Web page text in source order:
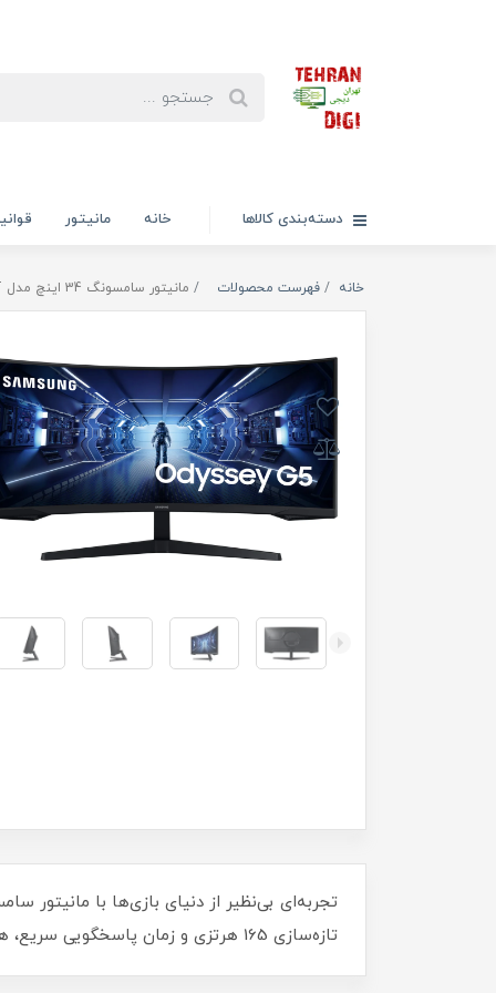
دسته‌بندی کالاها خانه مانیتور
خانه فهرست محصولات مانیتور سامسونگ 34 اینچ مدل Odyssey G5 C34G55T
تازه‌سازی 165 هرتزی و زمان پاسخگویی سریع، هیچ جزئیاتی از دست نخواهد رفت. ارتقاء تجربه بصری با تکنولوژی HDR10. همین حالا بخرید و تفاوت را احساس کنید!